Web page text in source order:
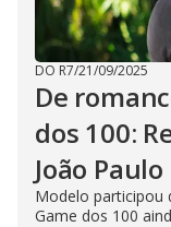
DO R7/21/09/2025
De
dos 100:
João
Modelo participou
Game dos 100